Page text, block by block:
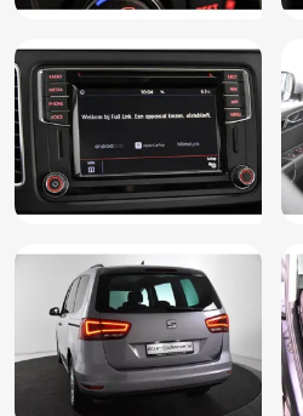
Mistlampen voor
Multimedia systeem
Parkeer assistent
Radiovoorbereiding
Skiluik
Voorstoelen in hoogte verstelbaar
Voorstoelen verwarmd